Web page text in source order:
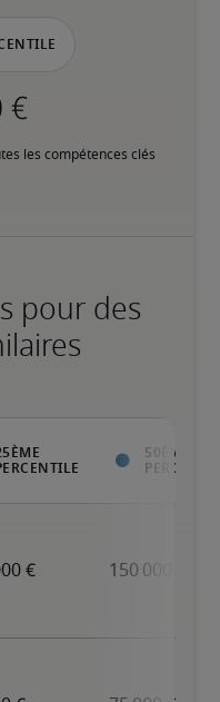
les compétences clés
pour des